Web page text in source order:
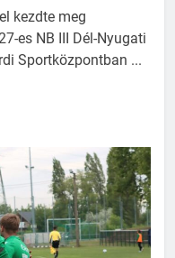
kezdte meg
es NB III Dél-Nyugati
Sportközpontban ...